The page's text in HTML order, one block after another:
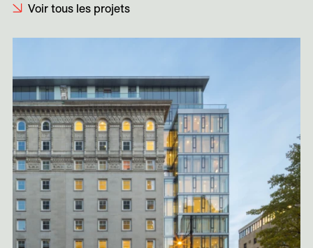
Voir tous les projets